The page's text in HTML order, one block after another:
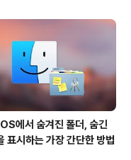
주변
할 수
에
디 있
에서 숨겨진 폴더, 숨긴
표시하는 가장 간단한 방법